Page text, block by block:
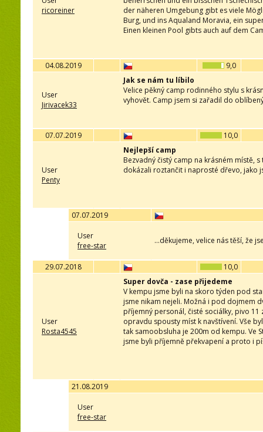
ricoreiner
der näheren Umgebung gibt es viele
Burg, und ins Aqualand Moravia, ein
Einen kleinen Pool gibts auch auf dem
04.08.2019 9,0
User
Jirivacek33
Jak se nám tu líbilo
Velice pěkný camp rodinného stylu s
vyhovět. Camp jsem si zařadil do
07.07.2019 10,0
User
Penty
Nejlepší camp
Bezvadný čistý camp na krásném místě,
dokázali roztančit i naprosté dřevo, jako
07.07.2019
User
free-star
...děkujeme, velice nás těší, že
29.07.2018 10,0
User
Rosta4545
Super dovča - zase přijedeme
V kempu jsme byli na skoro týden pod
jsme nikam nejeli. Možná i pod dojmem
příjemný personál, čisté sociálky, pivo 11
opravdu spousty míst k navštívení. Vše
tak samoobsluha je 200m od kempu. Ve
jsme byli příjemně překvapení a proto i
21.08.2019
User
free-star